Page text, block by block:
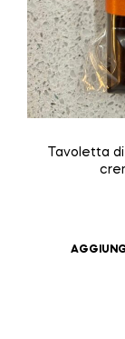
Tavoletta